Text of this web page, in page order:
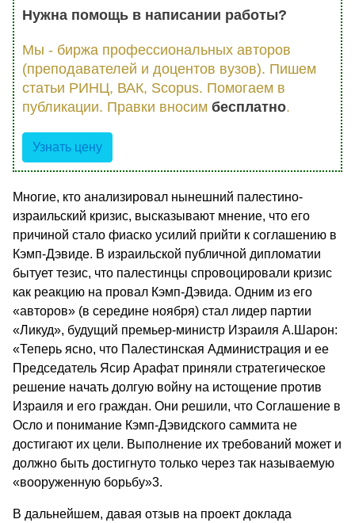
Нужна помощь в написании работы?
Мы - биржа профессиональных авторов
(преподавателей и доцентов вузов). Пишем
статьи РИНЦ, ВАК, Scopus. Помогаем в
публикации. Правки вносим бесплатно.
Узнать цену
Многие, кто анализировал нынешний палестино-
израильский кризис, высказывают мнение, что его
причиной стало фиаско усилий прийти к соглашению в
Кэмп-Дэвиде. В израильской публичной дипломатии
бытует тезис, что палестинцы спровоцировали кризис
как реакцию на провал Кэмп-Дэвида. Одним из его
«авторов» (в середине ноября) стал лидер партии
«Ликуд», будущий премьер-министр Израиля А.Шарон:
«Теперь ясно, что Палестинская Администрация и ее
Председатель Ясир Арафат приняли стратегическое
решение начать долгую войну на истощение против
Израиля и его граждан. Они решили, что Соглашение в
Осло и понимание Кэмп-Дэвидского саммита не
достигают их цели. Выполнение их требований может и
должно быть достигнуто только через так называемую
«вооруженную борьбу»3.
В дальнейшем, давая отзыв на проект доклада